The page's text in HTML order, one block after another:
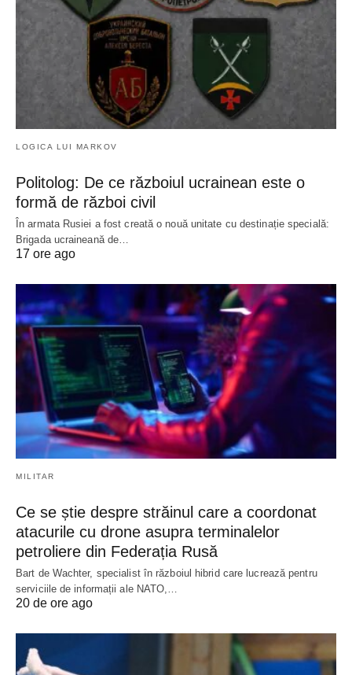
LOGICA LUI MARKOV
Politolog: De ce războiul ucrainean este o
formă de război civil
În armata Rusiei a fost creată o nouă unitate cu destinație specială:
Brigada ucraineană de…
17 ore ago
MILITAR
Ce se știe despre străinul care a coordonat
atacurile cu drone asupra terminalelor
petroliere din Federația Rusă
Bart de Wachter, specialist în războiul hibrid care lucrează pentru
serviciile de informații ale NATO,…
20 de ore ago